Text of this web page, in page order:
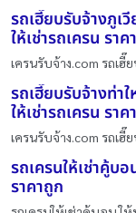
รถเฮี๊ยบรับจ้างภูเ
ให้เช่ารถเครน ราค
เครนรับจ้าง.com รถเฮี๊
รถเฮี๊ยบรับจ้างท่า
ให้เช่ารถเครน ราค
เครนรับจ้าง.com รถเฮี๊
รถเครนให้เช่าคู้บ
ราคาถูก